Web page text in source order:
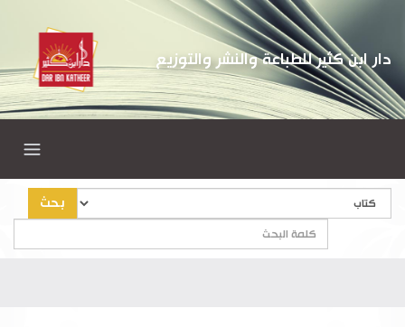
دار ابن كثير للطباعة والنشر والتوزيع
بحث